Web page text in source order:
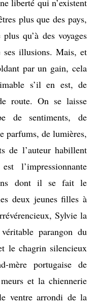
plus que des pays,
qu’à des voyages
illusions. Mais, et
par un gain, cela
s’il en est, de
route. On se laisse
de sentiments, de
parfums, de lumières,
de l’auteur habillent
l’impressionnante
dont il se fait le
deux jeunes filles à
Sylvie la
parangon du
le chagrin silencieux
portugaise de
et la chiennerie
ventre arrondi de la